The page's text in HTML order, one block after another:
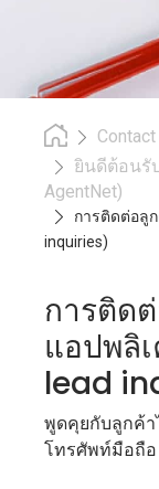
ยินดีต้อนรั
AgentNet)
การติดต่อลู
inquiries)
การติด
แอปพลิ
lead
พูดคุยกับลูกค้า
โทรศัพท์มือถือ